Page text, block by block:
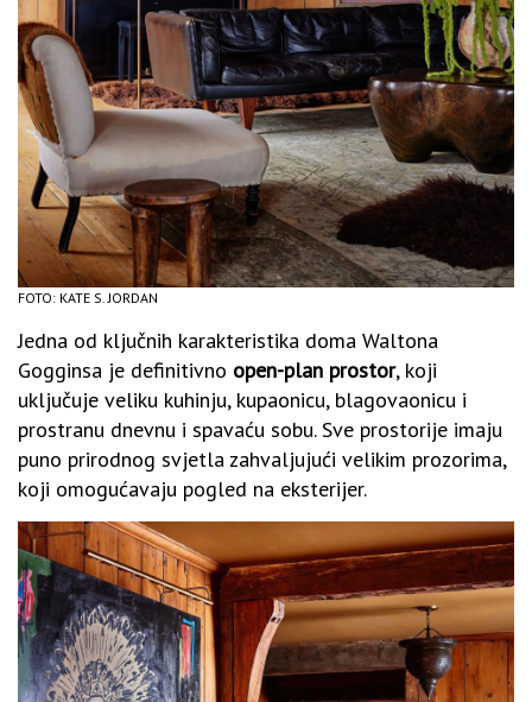
FOTO: KATE S. JORDAN
Jedna od ključnih karakteristika doma Waltona
Gogginsa je definitivno open-plan prostor, koji
uključuje veliku kuhinju, kupaonicu, blagovaonicu i
prostranu dnevnu i spavaću sobu. Sve prostorije imaju
puno prirodnog svjetla zahvaljujući velikim prozorima,
koji omogućavaju pogled na eksterijer.